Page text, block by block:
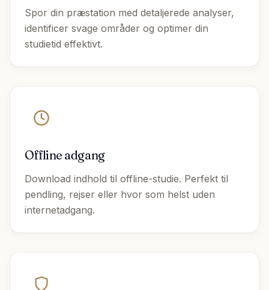
Spor din præstation med detaljerede analyser,
identificer svage områder og optimer din
studietid effektivt.
Offline adgang
Download indhold til offline-studie. Perfekt til
pendling, rejser eller hvor som helst uden
internetadgang.